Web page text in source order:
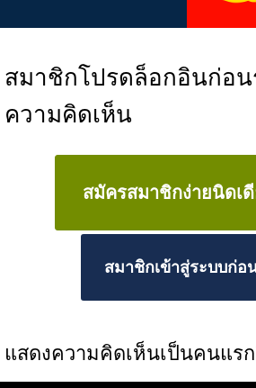
สมาชิกโปรดล็อกอินก่อน
ความคิดเห็น
สมัครสมาชิกง่ายนิดเ
สมาชิกเข้าสู่ระบบก่อ
แสดงความคิดเห็นเป็นคนแร